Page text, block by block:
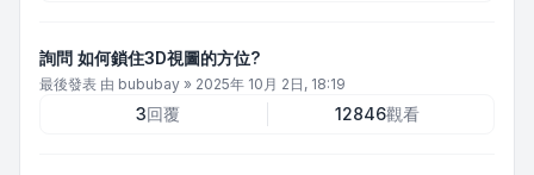
詢問 如何鎖住3D視圖的方位?
最後發表 由 bububay » 2025年 10月 2日, 18:19
3回覆 12846觀看